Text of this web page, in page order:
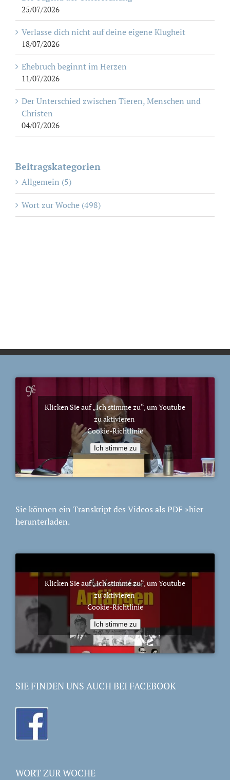
25/07/2026
Verlasse dich nicht auf deine eigene Klugheit
18/07/2026
Ehebruch beginnt im Herzen
11/07/2026
Der Unterschied zwischen Tieren, Menschen und
Christen
04/07/2026
Beitragskategorien
Allgemein (5)
Wort zur Woche (498)
Klicken Sie auf „Ich stimme zu“, um Youtube
zu aktivieren
Cookie-Richtlinie
Ich stimme zu
Sie können ein Transkript des Videos als PDF »hier
herunterladen.
Klicken Sie auf „Ich stimme zu“, um Youtube
zu aktivieren
Cookie-Richtlinie
Ich stimme zu
SIE FINDEN UNS AUCH BEI FACEBOOK
WORT ZUR WOCHE